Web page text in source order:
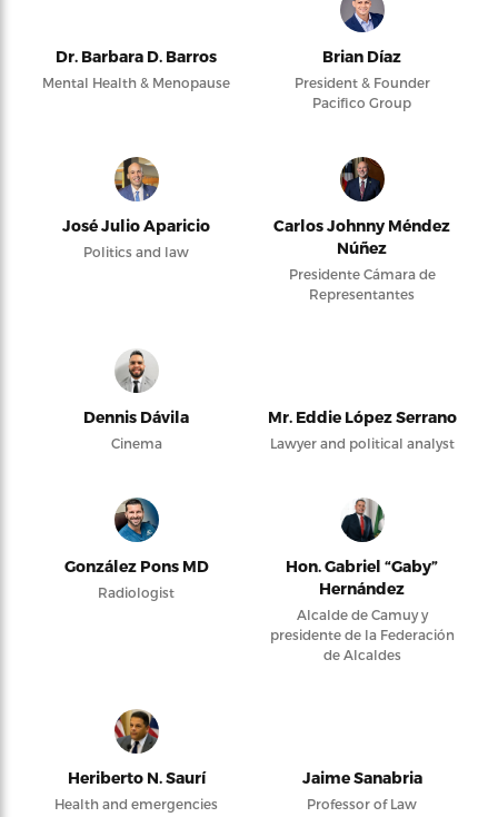
Dr. Barbara D. Barros
Mental Health & Menopause
Brian Díaz
President & Founder
Pacifico Group
José Julio Aparicio
Politics and law
Carlos Johnny Méndez
Núñez
Presidente Cámara de
Representantes
Dennis Dávila
Cinema
Mr. Eddie López Serrano
Lawyer and political analyst
González Pons MD
Radiologist
Hon. Gabriel “Gaby”
Hernández
Alcalde de Camuy y
presidente de la Federación
de Alcaldes
Heriberto N. Saurí
Health and emergencies
Jaime Sanabria
Professor of Law